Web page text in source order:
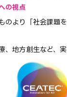
の視点
のより「社会課題
、地方創生など、